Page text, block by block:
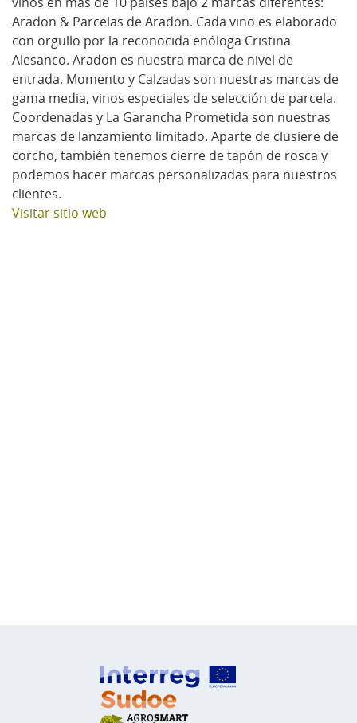
Aradon & Parcelas de Aradon. Cada vino es elaborado
con orgullo por la reconocida enóloga Cristina
Alesanco. Aradon es nuestra marca de nivel de
entrada. Momento y Calzadas son nuestras marcas de
gama media, vinos especiales de selección de parcela.
Coordenadas y La Garancha Prometida son nuestras
marcas de lanzamiento limitado. Aparte de clusiere de
corcho, también tenemos cierre de tapón de rosca y
podemos hacer marcas personalizadas para nuestros
clientes.
Visitar sitio web